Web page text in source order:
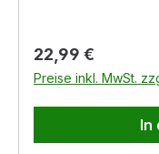
Schränken-
Rollen am
Boxen mit
Deckel
Regulärer Preis:
22,99 €
Preise inkl. MwSt.
In